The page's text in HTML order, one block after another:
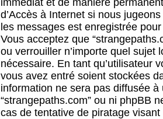
immédiat et de manière
d’Accès à Internet si nous
les messages est enregistrée
Vous acceptez que
ou verrouiller n’importe quel sujet
nécessaire. En tant qu’utilisateur
vous avez entré soient stockées
information ne sera pas diffusée
“strangepaths.com” ou ni phpBB
cas de tentative de piratage